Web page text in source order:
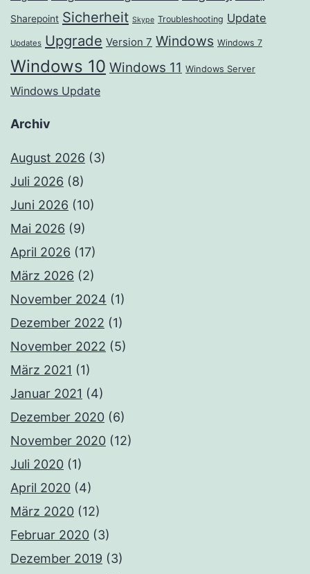
Sharepoint Sicherheit Skype Troubleshooting Update
Updates Upgrade Version 7 Windows Windows 7
Windows 10 Windows 11 Windows Server
Windows Update
Archiv
August 2026 (3)
Juli 2026 (8)
Juni 2026 (10)
Mai 2026 (9)
April 2026 (17)
März 2026 (2)
November 2024 (1)
Dezember 2022 (1)
November 2022 (5)
März 2021 (1)
Januar 2021 (4)
Dezember 2020 (6)
November 2020 (12)
Juli 2020 (1)
April 2020 (4)
März 2020 (12)
Februar 2020 (3)
Dezember 2019 (3)